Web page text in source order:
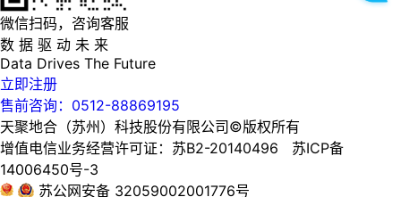
微信扫码，咨询客服
数 据 驱 动 未 来
Data Drives The Future
立即注册
售前咨询：0512-88869195
天聚地合（苏州）科技股份有限公司©版权所有
增值电信业务经营许可证：苏B2-20140496 苏ICP备
14006450号-3
苏公网安备 32059002001776号